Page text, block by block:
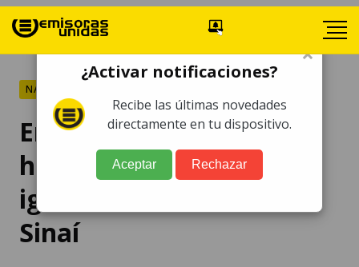
NACIONALES
En imágenes. Pastor
herido tras pelea en
iglesia Misión Monte
Sinaí
×
¿Activar notificaciones?
Recibe las últimas novedades
directamente en tu dispositivo.
Aceptar Rechazar